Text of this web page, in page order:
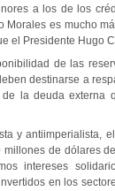
a los de los
es mucho
el Presidente Hugo
de las
destinarse a
la deuda
y antiimperialista,
de dólares
intereses
en los